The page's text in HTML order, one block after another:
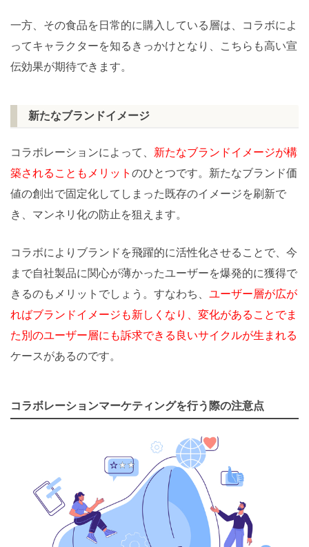
一方、その食品を日常的に購入している層は、コラボによ
ってキャラクターを知るきっかけとなり、こちらも高い宣
伝効果が期待できます。
新たなブランドイメージ
コラボレーションによって、 新たなブランドイメージが構
築されることもメリット のひとつです。新たなブランド価
値の創出で固定化してしまった既存のイメージを刷新で
き、マンネリ化の防止を狙えます。
コラボによりブランドを飛躍的に活性化させることで、今
まで自社製品に関心が薄かったユーザーを爆発的に獲得で
きるのもメリットでしょう。すなわち、 ユーザー層が広が
ればブランドイメージも新しくなり、変化があることでま
た別のユーザー層にも訴求できる良いサイクルが生まれる
ケースがあるのです。
コラボレーションマーケティングを行う際の注意点